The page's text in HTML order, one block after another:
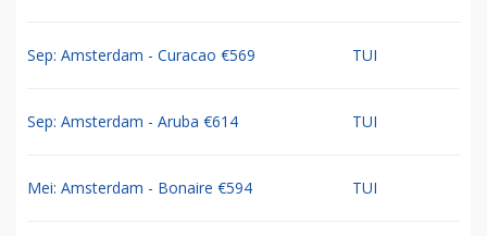
Sep: Amsterdam - Curacao €569 TUI
Sep: Amsterdam - Aruba €614 TUI
Mei: Amsterdam - Bonaire €594 TUI